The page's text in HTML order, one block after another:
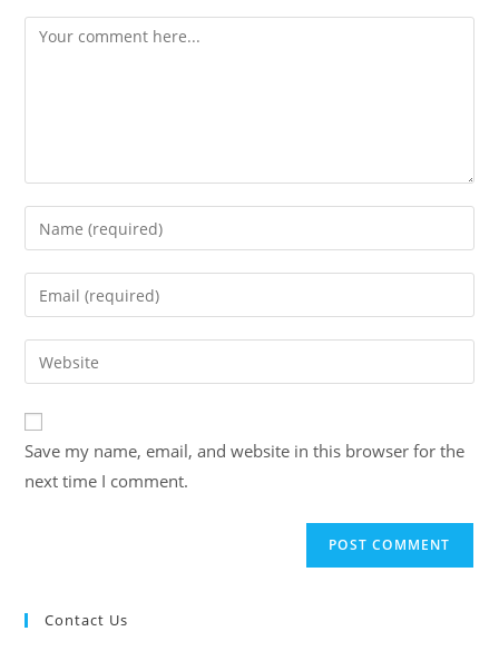
Comment
Enter
your
name
comment
Enter
your
email
address
comment
Enter
your
website
URL
(optional)
Save my name, email, and website in this browser for the
next time I comment.
Contact Us